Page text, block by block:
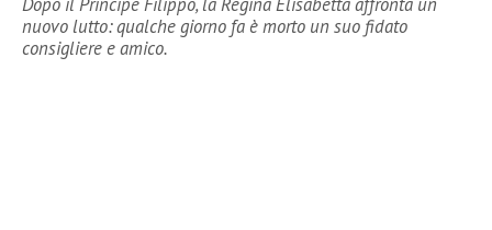
nuovo lutto: qualche giorno fa è morto un suo fidato
consigliere e amico.